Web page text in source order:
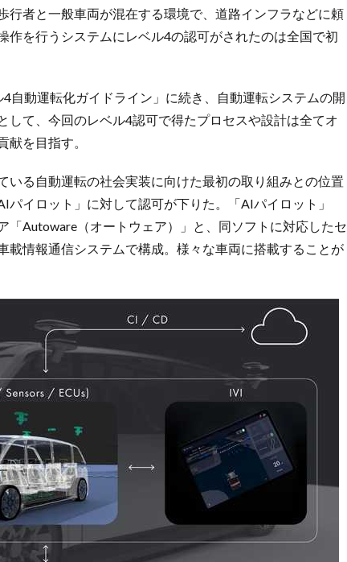
行者と一般車両が混在する環境で、道路インフラなどに頼
作を行うシステムにレベル4の認可がされたのは全国で初
自動運転化ガイドライン」に続き、自動運転システムの開
して、今回のレベル4認可で得たプロセスや設計は全てオ
を目指す。
いる自動運転の社会実装に向けた最初の取り組みとの位置
イロット」に対して認可が下りた。「AIパイロット」
「Autoware（オートウェア）」と、同ソフトに対応したセ
載情報通信システムで構成。様々な車両に搭載することが